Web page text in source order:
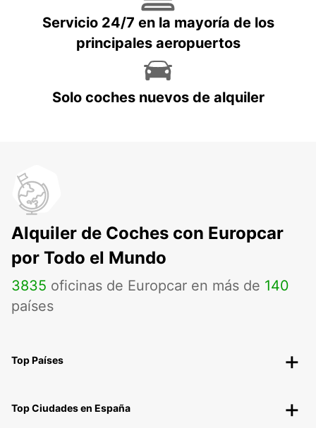
Servicio 24/7 en la mayoría de los
principales aeropuertos
Solo coches nuevos de alquiler
Alquiler de Coches con Europcar
por Todo el Mundo
3835 oficinas de Europcar en más de 140
países
Top Países
Top Ciudades en España